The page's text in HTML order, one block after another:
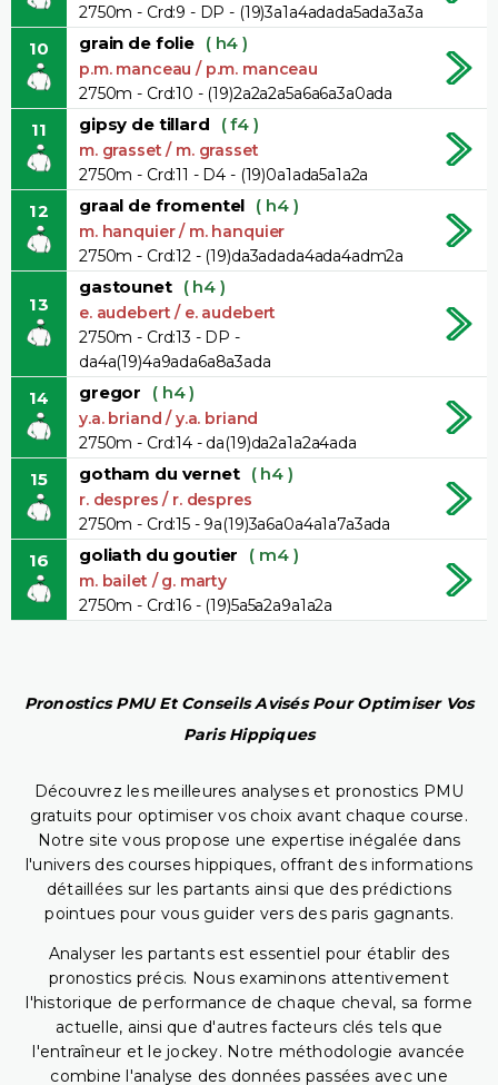
2750m - Crd:9 - DP - (19)3a1a4adada5ada3a3a
10 grain de folie ( h4 )
p.m. manceau / p.m. manceau
2750m - Crd:10 - (19)2a2a2a5a6a6a3a0ada
11 gipsy de tillard ( f4 )
m. grasset / m. grasset
2750m - Crd:11 - D4 - (19)0a1ada5a1a2a
12 graal de fromentel ( h4 )
m. hanquier / m. hanquier
2750m - Crd:12 - (19)da3adada4ada4adm2a
13
gastounet ( h4 )
e. audebert / e. audebert
2750m - Crd:13 - DP -
da4a(19)4a9ada6a8a3ada
14 gregor ( h4 )
y.a. briand / y.a. briand
2750m - Crd:14 - da(19)da2a1a2a4ada
15 gotham du vernet ( h4 )
r. despres / r. despres
2750m - Crd:15 - 9a(19)3a6a0a4a1a7a3ada
16 goliath du goutier ( m4 )
m. bailet / g. marty
2750m - Crd:16 - (19)5a5a2a9a1a2a
Pronostics PMU Et Conseils Avisés Pour Optimiser Vos
Paris Hippiques
Découvrez les meilleures analyses et pronostics PMU
gratuits pour optimiser vos choix avant chaque course.
Notre site vous propose une expertise inégalée dans
l'univers des courses hippiques, offrant des informations
détaillées sur les partants ainsi que des prédictions
pointues pour vous guider vers des paris gagnants.
Analyser les partants est essentiel pour établir des
pronostics précis. Nous examinons attentivement
l'historique de performance de chaque cheval, sa forme
actuelle, ainsi que d'autres facteurs clés tels que
l'entraîneur et le jockey. Notre méthodologie avancée
combine l'analyse des données passées avec une